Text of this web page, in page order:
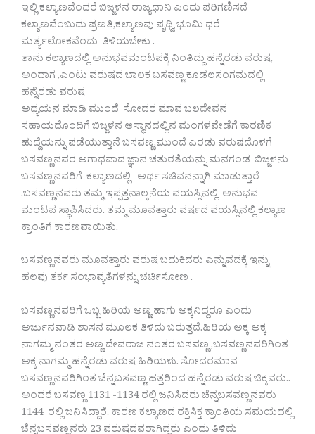
ಇಲ್ಲಿ ಕಲ್ಯಾಣವೆಂದರೆ ಬಿಜ್ಜಳನ ರಾಜ್ಯಧಾನಿ ಎಂದು ಪರಿಗಣಿಸದೆ
ಕಲ್ಯಾಣವೆಂಬುದು ಪ್ರಣತಿ,ಕಲ್ಯಾಣವು ಪೃಥ್ವಿ ಭೂಮಿ ಧರೆ
ಮರ್ತ್ಯಲೋಕವೆಂದು ತಿಳಿಯಬೇಕು .
ತಾನು ಕಲ್ಯಾಣದಲ್ಲಿ ಅನುಭವಮಂಟಪಕ್ಕೆ ನಿಂತಿದ್ದು ಹನ್ನೆರಡು ವರುಷ,
ಅಂದಾಗ ,ಎಂಟು ವರುಷದ ಬಾಲಕ ಬಸವಣ್ಣ ಕೂಡಲಸಂಗಮದಲ್ಲಿ
ಹನ್ನೆರಡು ವರುಷ
ಅಧ್ಯಯನ ಮಾಡಿ ಮುಂದೆ ಸೋದರ ಮಾವ ಬಲದೇವನ
ಸಹಾಯದೊಂದಿಗೆ ಬಿಜ್ಜಳನ ಆಸ್ಥಾನದಲ್ಲಿನ ಮಂಗಳವೇಡೆಗೆ ಕಾರಣಿಕ
ಹುದ್ದೆಯನ್ನು ಪಡೆಯುತ್ತಾನೆ ಬಸವಣ್ಣ,ಮುಂದೆ ಎರಡು ವರುಷದೊಳಗೆ
ಬಸವಣ್ಣನವರ ಅಗಾಧವಾದ ಜ್ಞಾನ ಚತುರತೆಯನ್ನು ಮನಗಂಡ ಬಿಜ್ಜಳನು
ಬಸವಣ್ಣನವರಿಗೆ ಕಲ್ಯಾಣದಲ್ಲಿ ಅರ್ಥ ಸಚಿವನನ್ನಾಗಿ ಮಾಡುತ್ತಾರೆ
.ಬಸವಣ್ಣನವರು ತಮ್ಮ ಇಪ್ಪತ್ತನಾಲ್ಕನೆಯ ವಯಸ್ಸಿನಲ್ಲಿ ಅನುಭವ
ಮಂಟಪ ಸ್ಥಾಪಿಸಿದರು. ತಮ್ಮ ಮೂವತ್ತಾರು ವರ್ಷದ ವಯಸ್ಸಿನಲ್ಲಿ ಕಲ್ಯಾಣ
ಕ್ರಾಂತಿಗೆ ಕಾರಣವಾಯಿತು.
ಬಸವಣ್ಣನವರು ಮೂವತ್ತಾರು ವರುಷ ಬದುಕಿದರು ಎನ್ನುವದಕ್ಕೆ ಇನ್ನು
ಹಲವು ತರ್ಕ ಸಂಭಾವ್ಯತೆಗಳನ್ನು ಚರ್ಚಿಸೋಣ .
ಬಸವಣ್ಣನವರಿಗೆ ಒಬ್ಬ ಹಿರಿಯ ಅಣ್ಣ ಹಾಗು ಅಕ್ಕನಿದ್ದರೂ ಎಂದು
ಅರ್ಜುನವಾಡಿ ಶಾಸನ ಮೂಲಕ ತಿಳಿದು ಬರುತ್ತದೆ.ಹಿರಿಯ ಅಕ್ಕ ಅಕ್ಕ
ನಾಗಮ್ಮ ನಂತರ ಅಣ್ಣ ದೇವರಾಜ ನಂತರ ಬಸವಣ್ಣ ,ಬಸವಣ್ಣನವರಿಗಿಂತ
ಅಕ್ಕ ನಾಗಮ್ಮ ಹನ್ನೆರಡು ವರುಷ ಹಿರಿಯಳು. ಸೋದರಮಾವ
ಬಸವಣ್ಣನವರಿಗಿಂತ ಚೆನ್ನಬಸವಣ್ಣ ಹತ್ತರಿಂದ ಹನ್ನೆರಡು ವರುಷ ಚಿಕ್ಕವರು..
ಅಂದರೆ ಬಸವಣ್ಣ 1131 -1134 ರಲ್ಲಿ ಜನಿಸಿದರು ಚೆನ್ನಬಸವಣ್ಣನವರು
1144 ರಲ್ಲಿ ಜನಿಸಿದ್ದಾರೆ, ಕಾರಣ ಕಲ್ಯಾಣದ ರಕ್ತಿಸಿಕ್ತ ಕ್ರಾಂತಿಯ ಸಮಯದಲ್ಲಿ
ಚೆನ್ನಬಸವಣ್ಣನರು 23 ವರುಷದವರಾಗಿದ್ದರು ಎಂದು ತಿಳಿದು